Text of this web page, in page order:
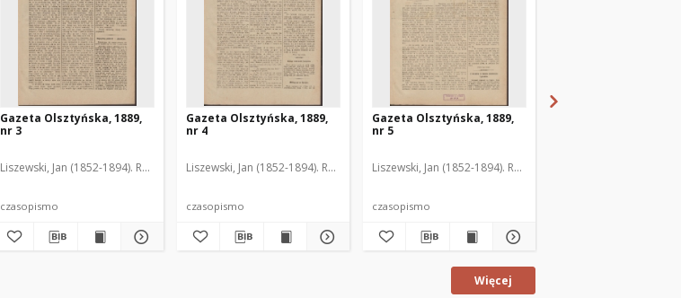
Gazeta Olsztyńska, 1889,
nr 3
Liszewski, Jan (1852-1894). Red.
czasopismo
Gazeta Olsztyńska, 1889,
nr 4
Liszewski, Jan (1852-1894). Red.
czasopismo
Gazeta Olsztyńska, 1889,
nr 5
Liszewski, Jan (1852-1894). Red.
czasopismo
Więcej